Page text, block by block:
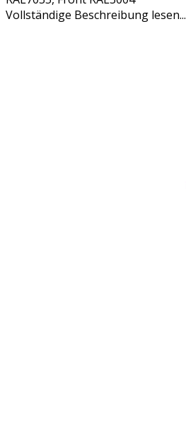
Vollständige Beschreibung lesen...